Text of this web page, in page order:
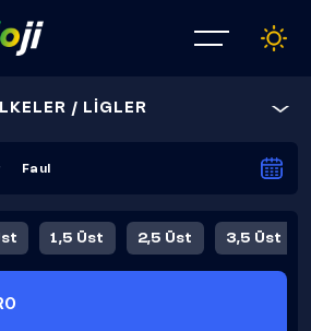
/ LİGLER
Faul
1,5 Üst 2,5 Üst 3,5 Üst